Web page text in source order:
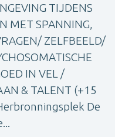
TIJDENS
MET SPANNING,
ZELFBEELD/
IN VEL /
& TALENT (+15
De